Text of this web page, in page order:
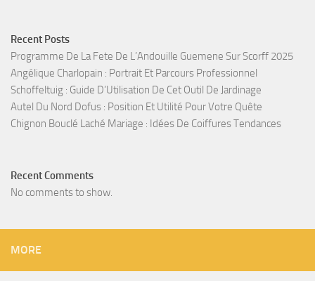
Recent Posts
Programme De La Fete De L’Andouille Guemene Sur Scorff 2025
Angélique Charlopain : Portrait Et Parcours Professionnel
Schoffeltuig : Guide D’Utilisation De Cet Outil De Jardinage
Autel Du Nord Dofus : Position Et Utilité Pour Votre Quête
Chignon Bouclé Laché Mariage : Idées De Coiffures Tendances
Recent Comments
No comments to show.
MORE